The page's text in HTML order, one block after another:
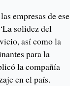
empresas de ese
solidez del
así como la
para la
la compañía
en el país.